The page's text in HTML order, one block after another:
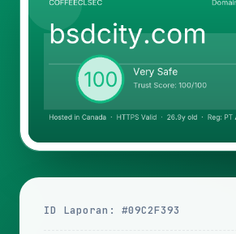
ID Laporan: #09C2F393